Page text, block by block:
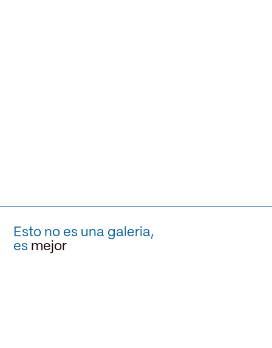
Esto no es una galeria,
es mejor